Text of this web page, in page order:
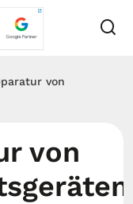
von
von